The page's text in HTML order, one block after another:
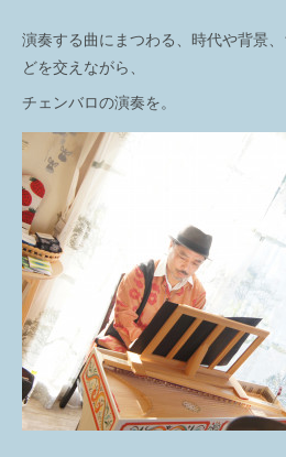
演奏する曲にまつわる、時代や背景
どを交えながら、
チェンバロの演奏を。